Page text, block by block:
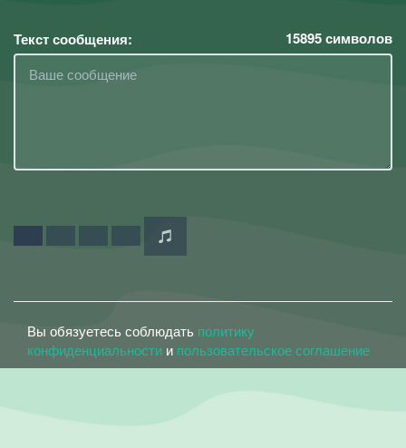
Текст сообщения: 15895символов
Вы обязуетесь соблюдать политику
конфиденциальности и пользовательское соглашение